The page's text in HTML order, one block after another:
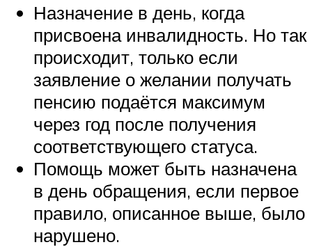
Назначение в день, когда
присвоена инвалидность. Но так
происходит, только если
заявление о желании получать
пенсию подаётся максимум
через год после получения
соответствующего статуса.
Помощь может быть назначена
в день обращения, если первое
правило, описанное выше, было
нарушено.